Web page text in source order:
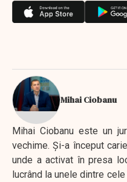
Mihai Ciobanu
Mihai Ciobanu este un
vechime. Şi-a început
unde a activat în presa
lucrând la unele dintre